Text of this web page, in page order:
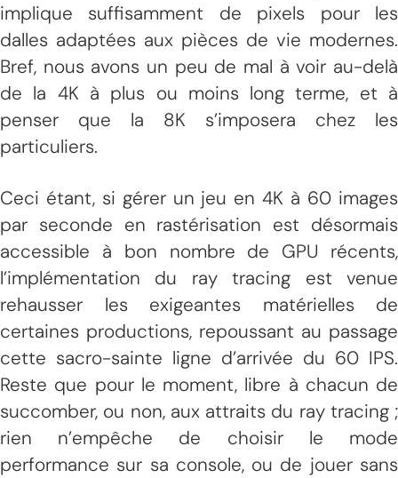
implique suffisamment de pixels pour les
dalles adaptées aux pièces de vie modernes.
Bref, nous avons un peu de mal à voir au-delà
de la 4K à plus ou moins long terme, et à
penser que la 8K s’imposera chez les
particuliers.
Ceci étant, si gérer un jeu en 4K à 60 images
par seconde en rastérisation est désormais
accessible à bon nombre de GPU récents,
l’implémentation du ray tracing est venue
rehausser les exigeantes matérielles de
certaines productions, repoussant au passage
cette sacro-sainte ligne d’arrivée du 60 IPS.
Reste que pour le moment, libre à chacun de
succomber, ou non, aux attraits du ray tracing ;
rien n’empêche de choisir le mode
performance sur sa console, ou de jouer sans